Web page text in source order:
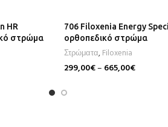
HR
στρώμα
706 Filoxenia Energy
ορθοπεδικό στρώμα
Στρώματα,Filoxenia
299,00€– 665,00€